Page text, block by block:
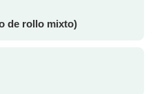
de rollo mixto)